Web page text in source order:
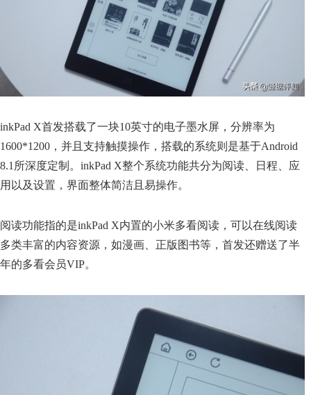
inkPad X首发搭载了一块10英寸的电子墨水屏，分辨率为
1600*1200，并且支持触摸操作，搭载的系统则是基于Android
8.1所深度定制。inkPad X整个系统功能共分为阅读、日程、应
用以及设置，界面整体简洁且易操作。
阅读功能指的是inkPad X内置的小米多看阅读，可以在线阅读
多类丰富的内容资源，如漫画、正版图书等，首发还赠送了半
年的多看会员VIP。